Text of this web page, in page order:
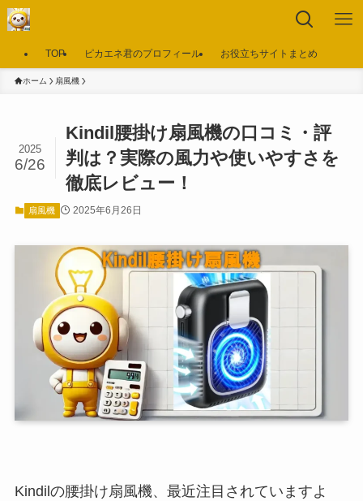
TOP ピカエネ君のプロフィール お役立ちサイトまとめ
ホーム 扇風機
Kindil腰掛け扇風機の口コミ・評
判は？実際の風力や使いやすさを
徹底レビュー！
2025
6/26
扇風機 2025年6月26日
Kindilの腰掛け扇風機、最近注目されていますよ